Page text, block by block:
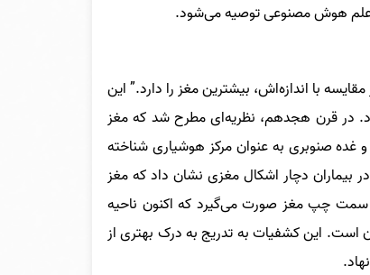
علم هوش مصنوعی توصیه می‌شود.
در مقایسه با اندازه‌اش، بیشترین مغز را دارد.” این
در قرن هجدهم، نظریه‌ای مطرح شد که مغز
صنوبری به عنوان مرکز هوشیاری شناخته
یا زبان پویشی در بیماران دچار اشکال مغزی نشان داد که مغز
چپ مغز صورت می‌گیرد که اکنون ناحیه
این کشفیات به تدریج به درک بهتری از